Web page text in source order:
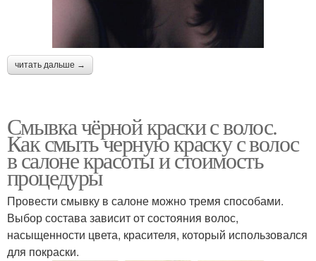
читать дальше →
Смывка чёрной краски с волос.
Как смыть черную краску с волос
в салоне красоты и стоимость
процедуры
Провести смывку в салоне можно тремя способами.
Выбор состава зависит от состояния волос,
насыщенности цвета, красителя, который использовался
для покраски.